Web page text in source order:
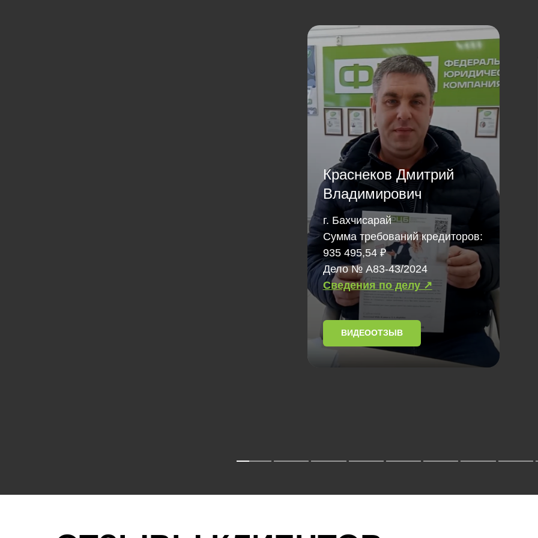
Краснеков Дмитрий
Владимирович
г. Бахчисарай
Сумма требований кредиторов:
935 495,54 ₽
Дело № А83-43/2024
Сведения по делу ↗
ВИДЕООТЗЫВ